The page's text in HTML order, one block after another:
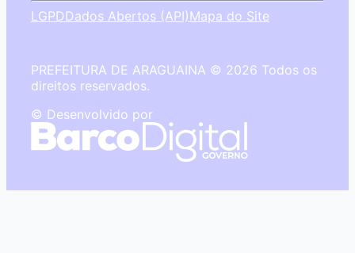
LGPDDados Abertos (API)Mapa do Site
PREFEITURA DE ARAGUAINA © 2026 Todos os
direitos reservados.
© Desenvolvido por